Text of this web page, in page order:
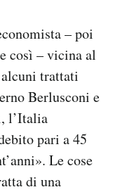
– poi
così – vicina al
alcuni trattati
Berlusconi e
l’Italia
pari a 45
Le cose
di una